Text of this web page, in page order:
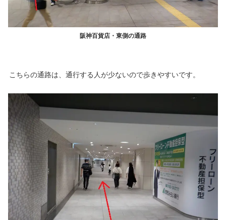
阪神百貨店・東側の通路
こちらの通路は、通行する人が少ないので歩きやすいです。